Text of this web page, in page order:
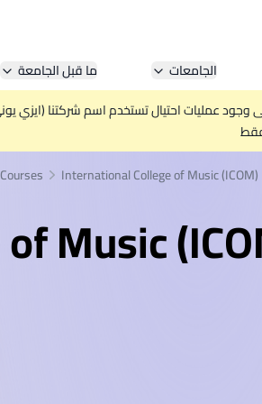
الجامعات ما قبل الجامعة
وجود عمليات احتيال تستخدم اسم شركتنا (ايزي
فقط
International College of Music (ICOM)
Courses
Music